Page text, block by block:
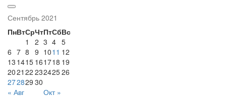
Сентябрь 2021
ПнВтСрЧтПтСбВс
« Авг Окт »
1 2 3 4 5
6 7 8 9 1011 12
13 1415 161718 19
2021 22 23242526
272829 30